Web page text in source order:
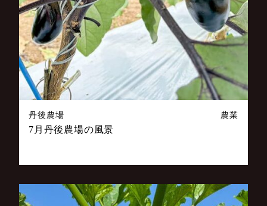
丹後農場 農業
7月丹後農場の風景